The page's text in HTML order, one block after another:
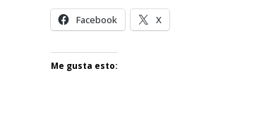
Facebook X
Me gusta esto: